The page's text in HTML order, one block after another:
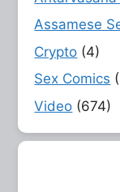
Assamese
Crypto (4)
Sex Comics
Video (674)